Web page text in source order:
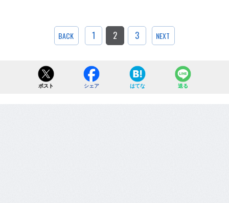
BACK 1 2 3 NEXT
ポスト シェア はてな 送る